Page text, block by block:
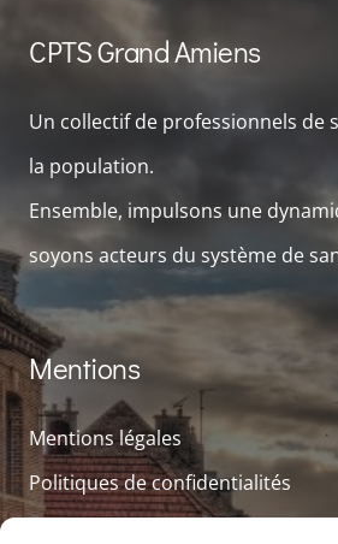
CPTS Grand Amiens
Un collectif de professionnels de
la population.
Ensemble, impulsons une
soyons acteurs du système de
Mentions
Mentions légales
Politiques de confidentialités